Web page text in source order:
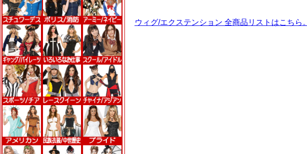
ウィグ/エクステンション 全商品リストはこちら。